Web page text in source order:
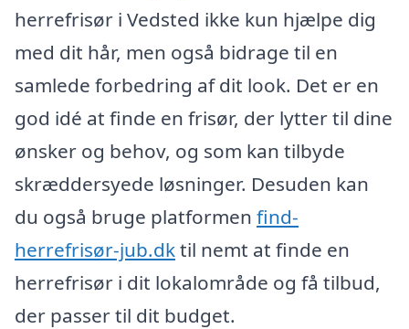
herrefrisør i Vedsted ikke kun hjælpe dig
med dit hår, men også bidrage til en
samlede forbedring af dit look. Det er en
god idé at finde en frisør, der lytter til dine
ønsker og behov, og som kan tilbyde
skræddersyede løsninger. Desuden kan
du også bruge platformen find-
herrefrisør-jub.dktil nemt at finde en
herrefrisør i dit lokalområde og få tilbud,
der passer til dit budget.